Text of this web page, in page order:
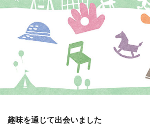
趣味を通じて出会いました